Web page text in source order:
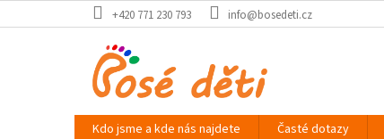
na
+420 771 230 793 info@bosedeti.cz
Kdo jsme a kde nás najdete Časté dotazy